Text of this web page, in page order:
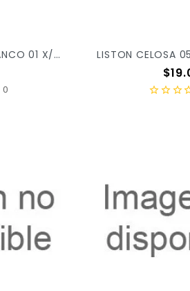
LISTON CELOSA 05 BLANCO 01 X/52
0
LISTON CELOSA